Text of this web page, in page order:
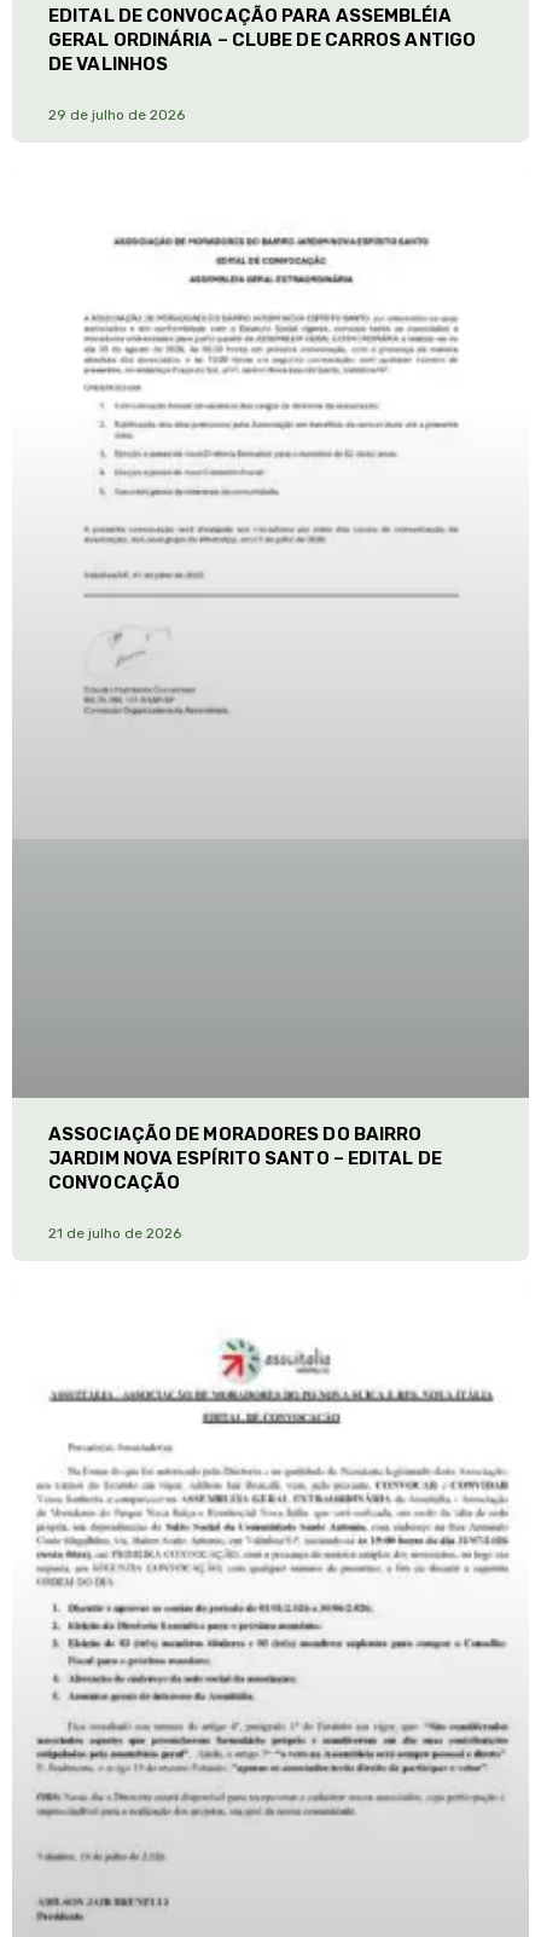
EDITAL DE CONVOCAÇÃO PARA ASSEMBLÉIA
GERAL ORDINÁRIA – CLUBE DE CARROS ANTIGO
DE VALINHOS
29 de julho de 2026
ASSOCIAÇÃO DE MORADORES DO BAIRRO
JARDIM NOVA ESPÍRITO SANTO – EDITAL DE
CONVOCAÇÃO
21 de julho de 2026